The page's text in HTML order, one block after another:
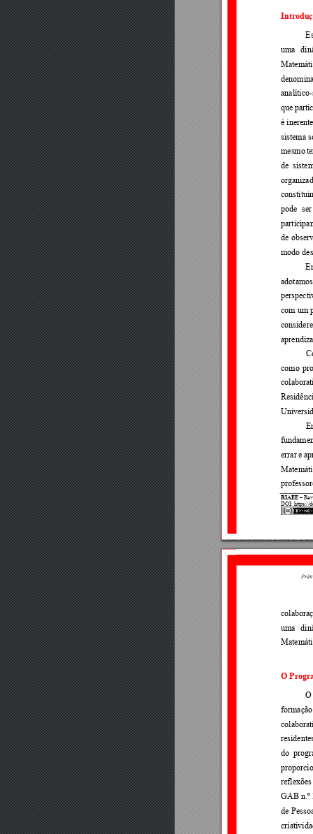
RIAEE –
DOI: https://
uma
que
é
sistema
mesmo
de
or
pode
de
modo
com um
como
Un
errar e
uma
O
do
GAB n.º
de